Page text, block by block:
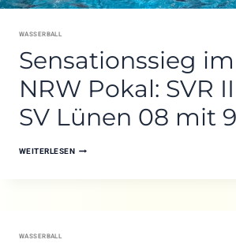
WASSERBALL
Sensationssieg im
NRW Pokal: SVR
SV Lünen 08 mit
WEITERLESENSENSATIONSSIEG
WASSERBALL